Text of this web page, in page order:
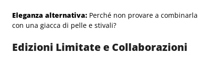
Eleganza alternativa: Perché non provare a combinarla
con una giacca di pelle e stivali?
Edizioni Limitate e Collaborazioni